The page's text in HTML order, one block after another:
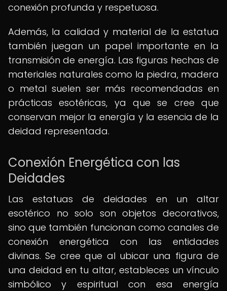
conexión profunda y respetuosa.
Además, la calidad y material de la estatua
también juegan un papel importante en la
transmisión de energía. Las figuras hechas de
materiales naturales como la piedra, madera
o metal suelen ser más recomendadas en
prácticas esotéricas, ya que se cree que
conservan mejor la energía y la esencia de la
deidad representada.
Conexión Energética con las
Deidades
Las estatuas de deidades en un altar
esotérico no solo son objetos decorativos,
sino que también funcionan como canales de
conexión energética con las entidades
divinas. Se cree que al ubicar una figura de
una deidad en tu altar, estableces un vínculo
simbólico y espiritual con esa energía